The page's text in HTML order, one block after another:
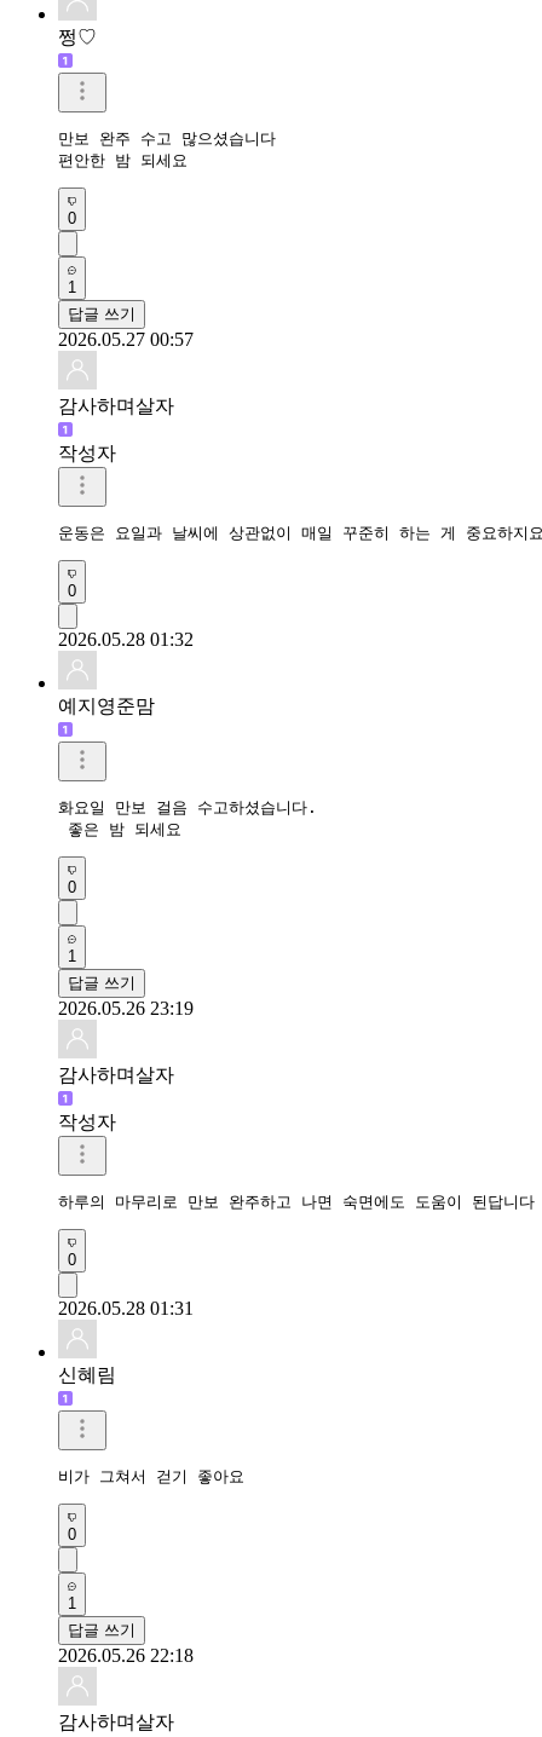
쩡♡
만보 완주 수고 많으셨습니다
편안한 밤 되세요
0
1
답글 쓰기
2026.05.27 00:57
감사하며살자
작성자
운동은 요일과 날씨에 상관없이 매일 꾸준히 하는 게 중요하지
0
2026.05.28 01:32
예지영준맘
화요일 만보 걸음 수고하셨습니다.
좋은 밤 되세요
0
1
답글 쓰기
2026.05.26 23:19
감사하며살자
작성자
하루의 마무리로 만보 완주하고 나면 숙면에도 도움이 된답니다
0
2026.05.28 01:31
신혜림
비가 그쳐서 걷기 좋아요
0
1
답글 쓰기
2026.05.26 22:18
감사하며살자